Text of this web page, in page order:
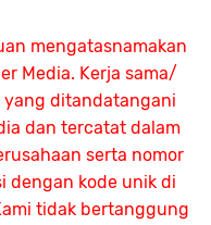
mengatasnamakan
Media. Kerja sama/
yang ditandatangani
dan tercatat dalam
serta nomor
dengan kode unik di
tidak bertanggung